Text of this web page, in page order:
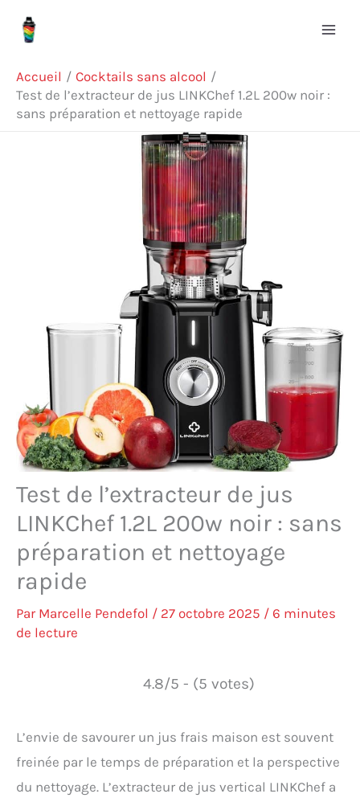
Accueil
Cocktails sans alcool
Test de l’extracteur de jus LINKChef 1.2L 200w noir :
sans préparation et nettoyage rapide
Test de l’extracteur de jus
LINKChef 1.2L 200w noir : sans
préparation et nettoyage
rapide
Par Marcelle Pendefol / 27 octobre 2025 / 6 minutes
de lecture
4.8/5 - (5 votes)
L’envie de savourer un jus frais maison est souvent
freinée par le temps de préparation et la perspective
du nettoyage. L’extracteur de jus vertical LINKChef a
Rechercher